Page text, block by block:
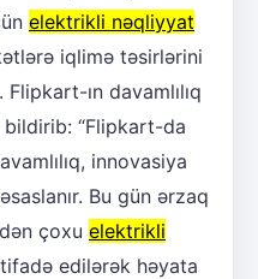
elektrikli nəqliyyat
iqlimə təsirlərini
ın davamlılıq
“Flipkart-da
innovasiya
Bu gün ərzaq
çoxu elektrikli
edilərək həyata